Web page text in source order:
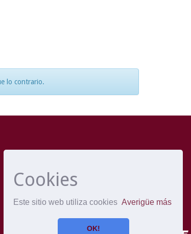
Cookies
Este sitio web utiliza cookies Averigüe más
OK!
lo contrario.